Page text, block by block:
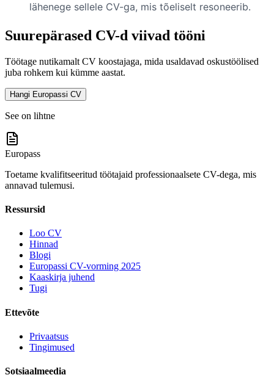
lähenege sellele CV-ga, mis tõeliselt resoneerib.
Suurepärased CV-d viivad tööni
Töötage nutikamalt CV koostajaga, mida usaldavad oskustöölised
juba rohkem kui kümme aastat.
Hangi Europassi CV
See on lihtne
Europass
Toetame kvalifitseeritud töötajaid professionaalsete CV-dega, mis
annavad tulemusi.
Ressursid
Loo CV
Hinnad
Blogi
Europassi CV-vorming 2025
Kaaskirja juhend
Tugi
Ettevõte
Privaatsus
Tingimused
Sotsiaalmeedia